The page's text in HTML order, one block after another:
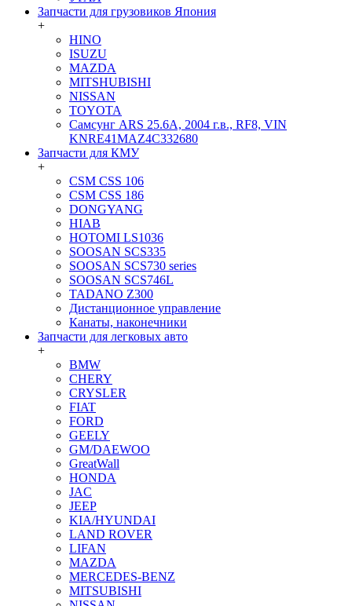
Запчасти для грузовиков Япония
+
HINO
ISUZU
MAZDA
MITSHUBISHI
NISSAN
TOYOTA
Самсунг ARS 25.6A, 2004 г.в., RF8, VIN
KNRE41MAZ4C332680
Запчасти для КМУ
+
CSM CSS 106
CSM CSS 186
DONGYANG
HIAB
HOTOMI LS1036
SOOSAN SCS335
SOOSAN SCS730 series
SOOSAN SCS746L
TADANO Z300
Дистанционное управление
Канаты, наконечники
Запчасти для легковых авто
+
BMW
CHERY
CRYSLER
FIAT
FORD
GEELY
GM/DAEWOO
GreatWall
HONDA
JAC
JEEP
KIA/HYUNDAI
LAND ROVER
LIFAN
MAZDA
MERCEDES-BENZ
MITSUBISHI